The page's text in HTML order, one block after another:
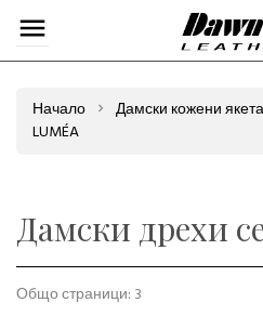
Начало Дамски кожени якета
LUMÉA
Дамски дрехи
Общо страници: 3